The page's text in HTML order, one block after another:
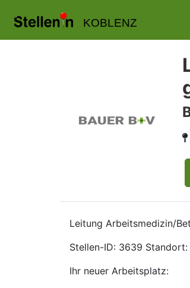
KOBLENZ
Leitung Arbeitsmedizin/
Stellen-ID: 3639
Ihr neuer Arbeitsplatz: